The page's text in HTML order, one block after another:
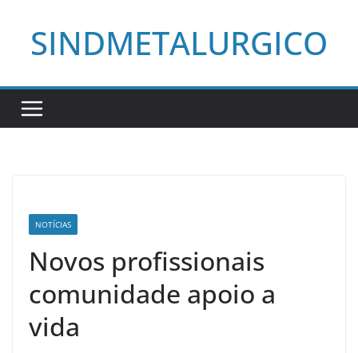
SINDMETALURGICO
NOTÍCIAS
Novos profissionais
comunidade apoio a
vida